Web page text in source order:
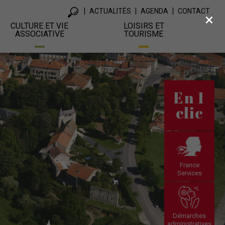
ACTUALITÉS AGENDA CONTACT
CULTURE ET VIE
ASSOCIATIVE
LOISIRS ET
TOURISME
En 1
clic
France
Services
Démarches
×